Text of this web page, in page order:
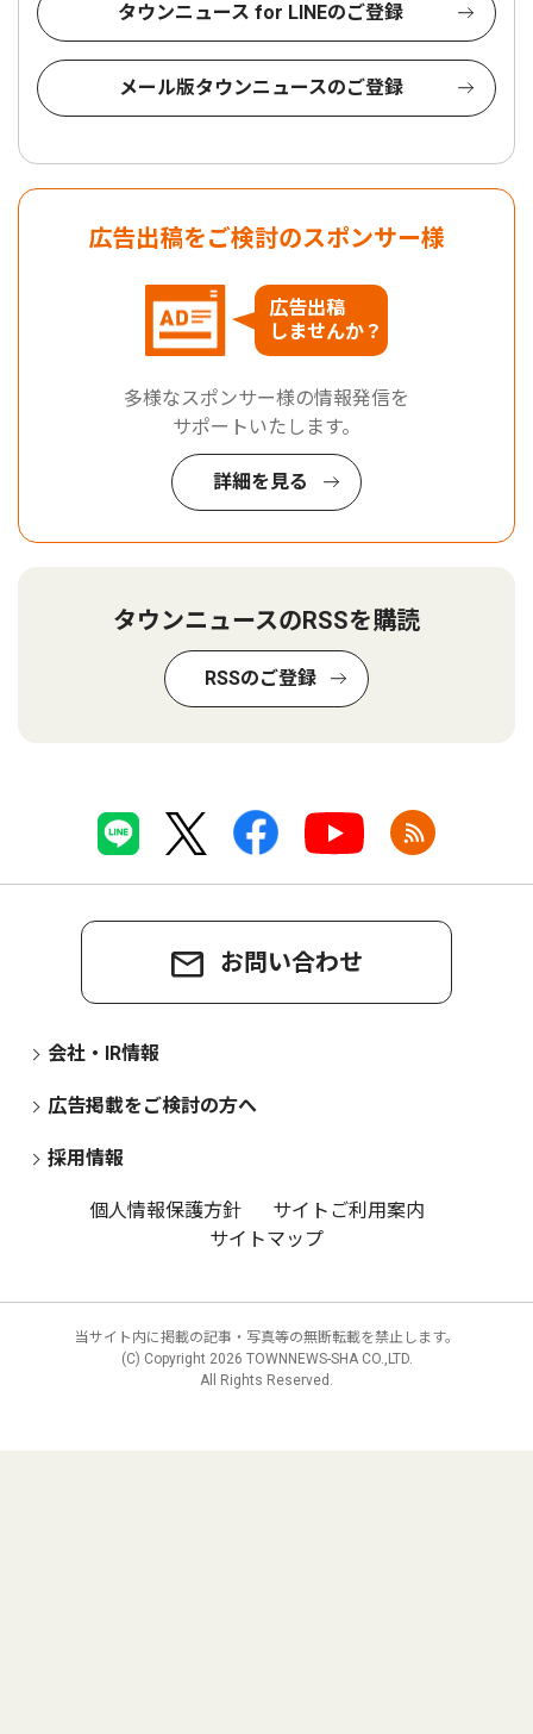
タウンニュース for LINEのご登録
メール版タウンニュースのご登録
広告出稿をご検討のスポンサー様
広告出稿
しませんか？
多様なスポンサー様の情報発信を
サポートいたします。
詳細を見る
タウンニュースのRSSを購読
RSSのご登録
お問い合わせ
会社・IR情報
広告掲載をご検討の方へ
採用情報
個人情報保護方針
サイトご利用案内
サイトマップ
当サイト内に掲載の記事・写真等の無断転載を禁止します。
(C) Copyright 2026 TOWNNEWS-SHA CO.,LTD.
All Rights Reserved.